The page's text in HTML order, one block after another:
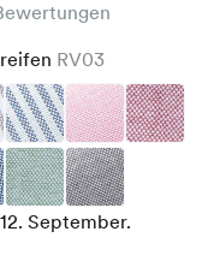
RV03
September.